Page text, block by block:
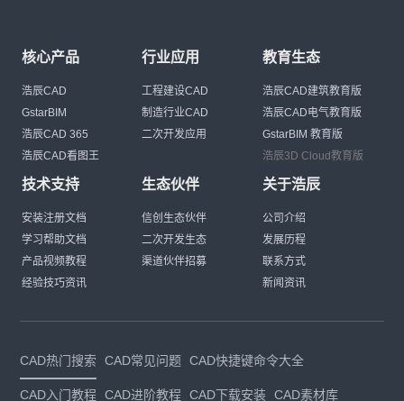
核心产品
浩辰CAD
GstarBIM
浩辰CAD 365
浩辰CAD看图王
行业应用
工程建设CAD
制造行业CAD
二次开发应用
教育生态
浩辰CAD建筑教育版
浩辰CAD电气教育版
GstarBIM 教育版
浩辰3D Cloud教育版
技术支持
安装注册文档
学习帮助文档
产品视频教程
经验技巧资讯
生态伙伴
信创生态伙伴
二次开发生态
渠道伙伴招募
关于浩辰
公司介绍
发展历程
联系方式
新闻资讯
CAD热门搜索 CAD常见问题 CAD快捷键命令大全
CAD入门教程 CAD进阶教程 CAD下载安装 CAD素材库